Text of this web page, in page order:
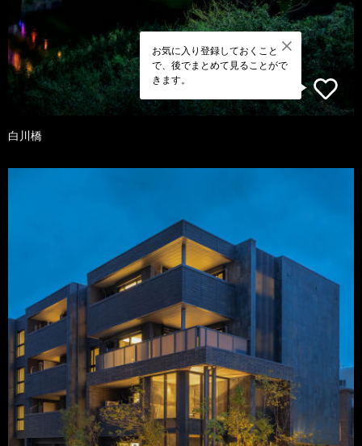
お気に入り登録しておくこと
で、後でまとめて見ることがで
きます。
白川橋